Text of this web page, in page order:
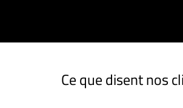
Ce que disent nos